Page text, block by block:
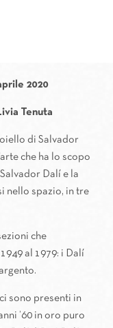
2020
Tenuta
di Salvador
che ha lo scopo
Dalí e la
nello spazio, in tre
che
al 1979: i Dalí
sono presenti in
’60 in oro puro